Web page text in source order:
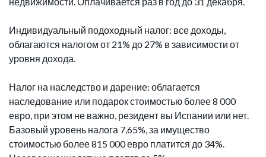
Индивидуальный подоходный налог: все доходы,
облагаются налогом от 21% до 27% в зависимости от
уровня дохода.
Налог на наследство и дарение: облагается
наследование или подарок стоимостью более 8 000
евро, при этом не важно, резидент вы Испании или нет.
Базовый уровень налога 7,65%, за имущество
стоимостью более 815 000 евро платится до 34%.